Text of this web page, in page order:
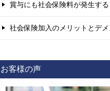
賞与にも社会保険料が発生する
社会保険加入のメリットとデメ
お客様の声